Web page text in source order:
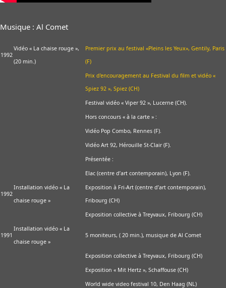
Musique : Al Comet
1992
Vidéo « La chaise rouge »,
(20 min.)
Premier prix au festival «Pleins les Yeux», Gentily, Paris
(F)
Prix d'encouragement au Festival du film et vidéo «
Spiez 92 », Spiez (CH)
Festival vidéo « Viper 92 », Lucerne (CH).
Hors concours « à la carte » :
Vidéo Pop Combo, Rennes (F).
Vidéo Art 92, Hérouille St-Clair (F).
Présentée :
Elac (centre d’art contemporain), Lyon (F).
1992
Installation vidéo « La
chaise rouge »
Exposition à Fri-Art (centre d’art contemporain),
Fribourg (CH)
Exposition collective à Treyvaux, Fribourg (CH)
1991
Installation vidéo « La
chaise rouge »
5 moniteurs, ( 20 min.), musique de Al Comet
Exposition collective à Treyvaux, Fribourg (CH)
Exposition « Mit Hertz », Schaffouse (CH)
World wide video festival 10, Den Haag (NL)